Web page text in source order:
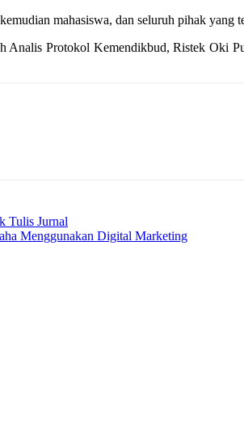
mahasiswa, dan seluruh pihak
Protokol Kemendikbud, Ristek Oki
Tulis Jurnal
Menggunakan Digital Marketing